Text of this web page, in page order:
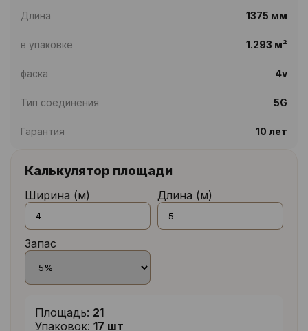
Длина 1375 мм
в упаковке 1.293 м²
фаска 4v
Тип соединения 5G
Гарантия 10 лет
Калькулятор площади
Ширина (м) Длина (м)
Запас
Площадь: 21
Упаковок: 17 шт